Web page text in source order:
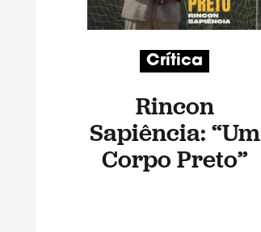
Crítica
Rincon
Sapiência: “Um
Corpo Preto”